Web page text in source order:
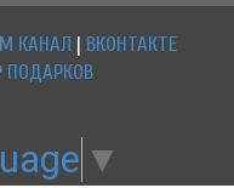
КАНАЛ
ВКОНТАКТЕ
ПОДАРКОВ
▼